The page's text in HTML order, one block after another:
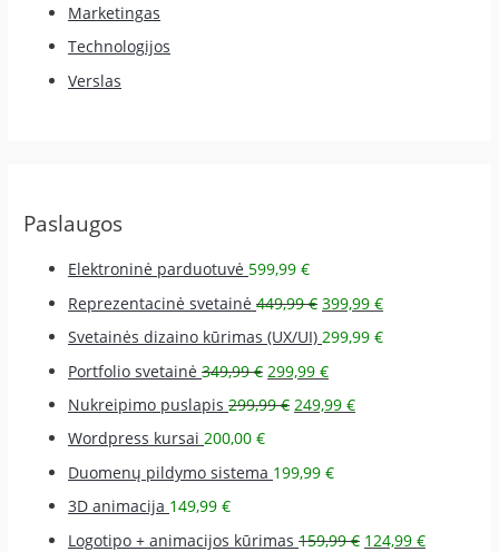
Marketingas
Technologijos
Verslas
Paslaugos
Elektroninė parduotuvė 599,99€
Reprezentacinė svetainė 449,99€ 399,99€
Svetainės dizaino kūrimas (UX/UI) 299,99€
Portfolio svetainė 349,99€ 299,99€
Nukreipimo puslapis 299,99€ 249,99€
Wordpress kursai 200,00€
Duomenų pildymo sistema 199,99€
3D animacija 149,99€
Logotipo + animacijos kūrimas 159,99€ 124,99€